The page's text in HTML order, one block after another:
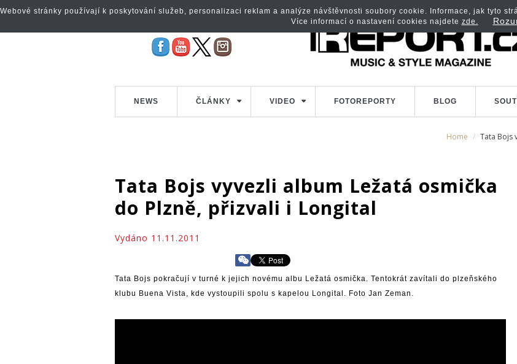
NEWS ČLÁNKY VIDEO FOTOREPORTY BLOG
Home Tata Bojs
Tata Bojs vyvezli album Ležatá osmička
do Plzně, přizvali i Longital
Vydáno 11.11.2011
Tata Bojs pokračují v turné k jejich novému albu Ležatá osmička. Tentokrát zavítali do plzeňského
klubu Buena Vista, kde vystoupili spolu s kapelou Longital. Foto Jan Zeman.
Webové stránky používají k poskytování služeb, personalizaci reklam a analýze návštěvnosti soubory cookie. Informace, jak tyto
Více informací o nastavení cookies najdete zde.